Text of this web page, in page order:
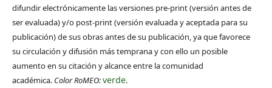
difundir electrónicamente las versiones pre-print (versión antes de
ser evaluada) y/o post-print (versión evaluada y aceptada para su
publicación) de sus obras antes de su publicación, ya que favorece
su circulación y difusión más temprana y con ello un posible
aumento en su citación y alcance entre la comunidad
académica. Color RoMEO:verde.